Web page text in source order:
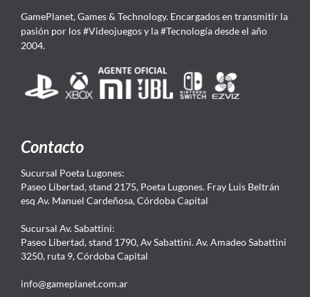
GamePlanet, Games & Technology. Encargados en transmitir la
pasión por los #Videojuegos y la #Tecnología desde el año
2004.
Contacto
Sucursal Poeta Lugones:
Paseo Libertad, stand 2175, Poeta Lugones. Fray Luis Beltrán
esq Av. Manuel Cardeñosa, Córdoba Capital
Sucursal Av. Sabattini:
Paseo Libertad, stand 1790, Av Sabattini. Av. Amadeo Sabattini
3250, ruta 9, Córdoba Capital
info@gameplanet.com.ar